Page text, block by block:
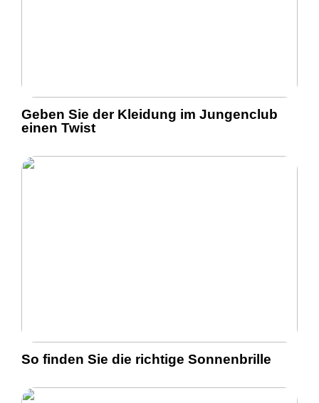
Geben Sie der Kleidung im Jungenclub
einen Twist
So finden Sie die richtige Sonnenbrille